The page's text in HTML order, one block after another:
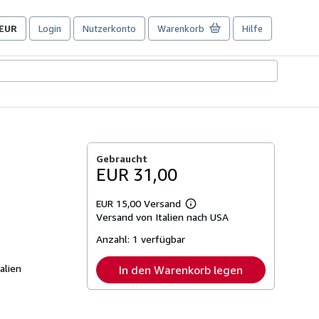
EUR
Login Nutzerkonto Warenkorb Hilfe
Gebraucht
EUR 31,00
EUR 15,00 Versand
Weitere
Informationen
Versand von Italien nach USA
Anzahl: 1 verfügbar
In den Warenkorb legen